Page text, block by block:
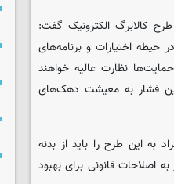
کالابرگ الکترونیک گفت:
اختیارات و برنامه‌های
نظارت عالیه خواهند
فشار به معیشت دهک‌های
این طرح را باید از بدنه
اصلاحات قانونی برای بهبود